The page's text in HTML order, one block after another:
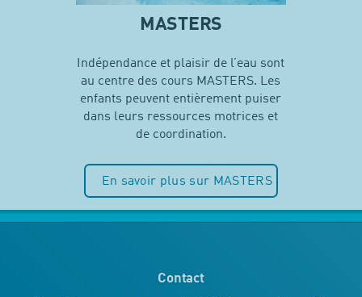
MASTERS
Indépendance et plaisir de l’eau sont
au centre des cours MASTERS. Les
enfants peuvent entièrement puiser
dans leurs ressources motrices et
de coordination.
En savoir plus sur MASTERS
Contact